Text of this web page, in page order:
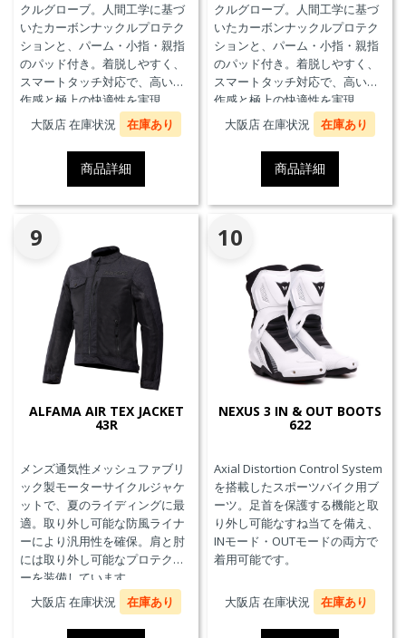
クルグローブ。人間工学に基づ
いたカーボンナックルプロテク
ションと、パーム・小指・親指
のパッド付き。着脱しやすく、
スマートタッチ対応で、高い操
作感と極上の快適性を実現。
大阪店 在庫状況
在庫あり
商品詳細
クルグローブ。人間工学に基づ
いたカーボンナックルプロテク
ションと、パーム・小指・親指
のパッド付き。着脱しやすく、
スマートタッチ対応で、高い操
作感と極上の快適性を実現。
大阪店 在庫状況
在庫あり
商品詳細
9
ALFAMA AIR TEX JACKET
43R
メンズ通気性メッシュファブリ
ック製モーターサイクルジャケ
ットで、夏のライディングに最
適。取り外し可能な防風ライナ
ーにより汎用性を確保。肩と肘
には取り外し可能なプロテクタ
ーを装備しています。
大阪店 在庫状況
在庫あり
10
NEXUS 3 IN & OUT BOOTS
622
Axial Distortion Control System
を搭載したスポーツバイク用ブ
ーツ。足首を保護する機能と取
り外し可能なすね当てを備え、
INモード・OUTモードの両方で
着用可能です。
大阪店 在庫状況 在庫あり